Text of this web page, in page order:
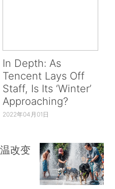
In Depth: As
Tencent Lays Off
Staff, Is Its ‘Winter’
Approaching?
2022年04月01日
改变